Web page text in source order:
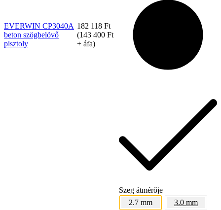
EVERWIN CP3040A
beton szögbelövő
pisztoly
182 118 Ft
(143 400 Ft
+ áfa)
mennyiség
Szeg átmérője
2.7 mm
3.0 mm